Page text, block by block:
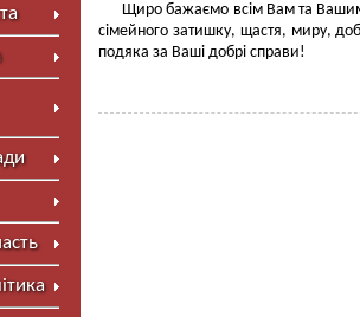
Щиро бажаємо всім Вам та Вашим
сімейного затишку, щастя, миру,
подяка за Ваші добрі справи!